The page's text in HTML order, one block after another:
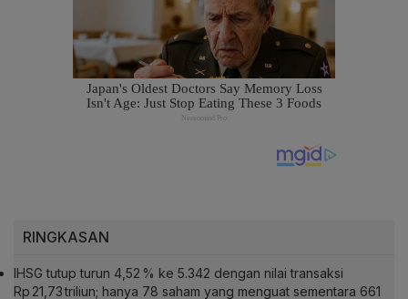
RINGKASAN
IHSG tutup turun 4,52 % ke 5.342 dengan nilai transaksi
Rp 21,73 triliun; hanya 78 saham yang menguat sementara 661